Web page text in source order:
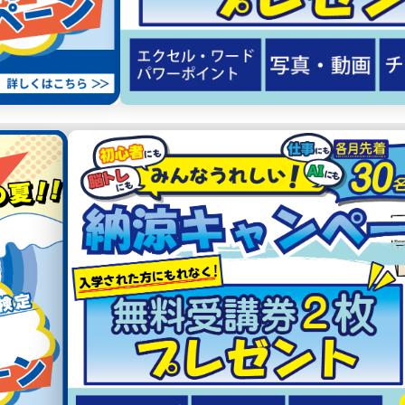
STRENGTHS
当校が選ばれる4つの理由
02 03